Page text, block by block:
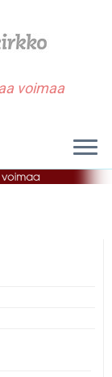
voimaa